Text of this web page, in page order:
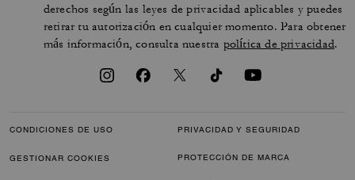
derechos según las leyes de privacidad aplicables y puedes
retirar tu autorización en cualquier momento. Para obtener
más información, consulta nuestra política de privacidad.
CONDICIONES DE USO PRIVACIDAD Y SEGURIDAD
GESTIONAR COOKIES PROTECCIÓN DE MARCA